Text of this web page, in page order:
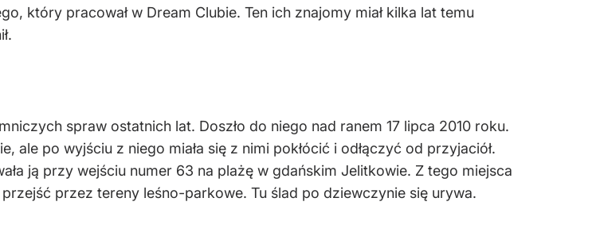
który pracował w Dream Clubie. Ten ich znajomy miał kilka lat temu
spraw ostatnich lat. Doszło do niego nad ranem 17 lipca 2010 roku.
ale po wyjściu z niego miała się z nimi pokłócić i odłączyć od przyjaciół.
ją przy wejściu numer 63 na plażę w gdańskim Jelitkowie. Z tego miejsca
przez tereny leśno-parkowe. Tu ślad po dziewczynie się urywa.